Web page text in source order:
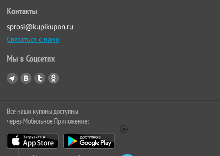
Контакты
sprosi@kupikupon.ru
Связаться с нами
Мы в Соцсетях
Все наши купоны доступны
через Мобильное Приложение: